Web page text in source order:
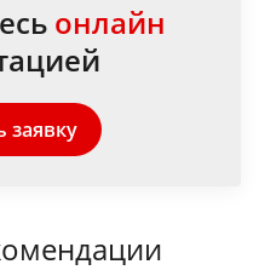
онлайн
заявку